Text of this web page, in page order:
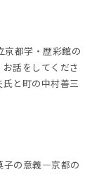
京都学・歴彩館の
話をしてくださ
と町の中村善三
子の意義—京都の